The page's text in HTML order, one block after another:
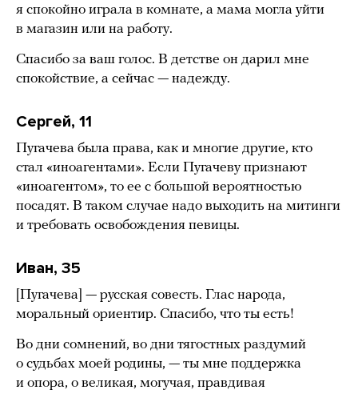
я спокойно играла в комнате, а мама могла уйти
в магазин или на работу.
Спасибо за ваш голос. В детстве он дарил мне
спокойствие, а сейчас — надежду.
Сергей, 11
Пугачева была права, как и многие другие, кто
стал «иноагентами». Если Пугачеву признают
«иноагентом», то ее с большой вероятностью
посадят. В таком случае надо выходить на митинги
и требовать освобождения певицы.
Иван, 35
[Пугачева] — русская совесть. Глас народа,
моральный ориентир. Спасибо, что ты есть!
Во дни сомнений, во дни тягостных раздумий
о судьбах моей родины, — ты мне поддержка
и опора, о великая, могучая, правдивая